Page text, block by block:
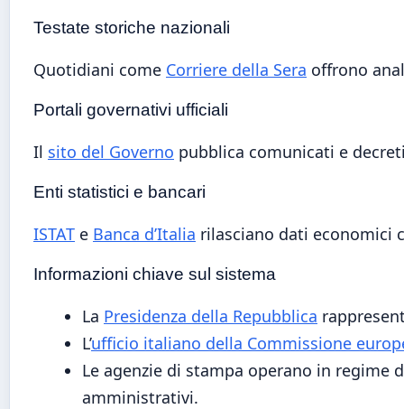
Testate storiche nazionali
Quotidiani come Corriere della Sera offrono
Portali governativi ufficiali
Il sito del Governo pubblica comunicati e
Enti statistici e bancari
ISTAT e Banca d’Italia rilasciano dati economici
Informazioni chiave sul sistema
La Presidenza della Repubblica
L’ufficio italiano della Commissione
Le agenzie di stampa operano in
amministrativi.